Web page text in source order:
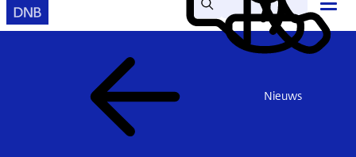
Zoek Lees
voor
Mijn
DNB
Contact
Nieuws